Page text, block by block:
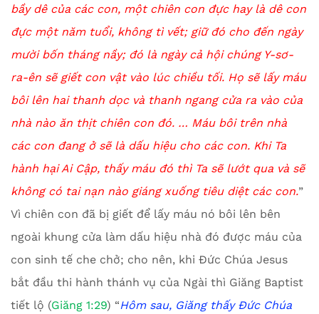
bầy dê của các con, một chiên con đực hay là dê con
đực một năm tuổi, không tì vết; giữ đó cho đến ngày
mười bốn tháng nầy; đó là ngày cả hội chúng Y-sơ-
ra-ên sẽ giết con vật vào lúc chiều tối. Họ sẽ lấy máu
bôi lên hai thanh dọc và thanh ngang cửa ra vào của
nhà nào ăn thịt chiên con đó. … Máu bôi trên nhà
các con đang ở sẽ là dấu hiệu cho các con. Khi Ta
hành hại Ai Cập, thấy máu đó thì Ta sẽ lướt qua và sẽ
không có tai nạn nào giáng xuống tiêu diệt các con.”
Vì chiên con đã bị giết để lấy máu nó bôi lên bên
ngoài khung cửa làm dấu hiệu nhà đó được máu của
con sinh tế che chở; cho nên, khi Đức Chúa Jesus
bắt đầu thi hành thánh vụ của Ngài thì Giăng Baptist
tiết lộ (Giăng 1:29) “Hôm sau, Giăng thấy Đức Chúa